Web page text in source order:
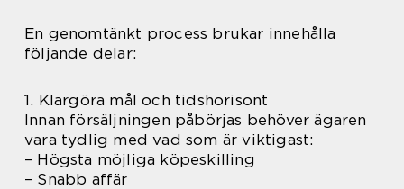
En genomtänkt process brukar innehålla
följande delar:
1. Klargöra mål och tidshorisont
Innan försäljningen påbörjas behöver ägaren
vara tydlig med vad som är viktigast:
– Högsta möjliga köpeskilling
– Snabb affär